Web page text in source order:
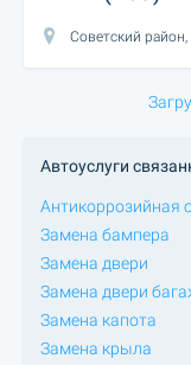
Советский
Автоуслуги
Антикоррозийная
Замена бампера
Замена двери
Замена двери
Замена капота
Замена крыла